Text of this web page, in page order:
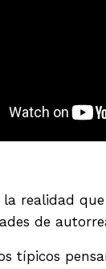
realidad
de
típicos